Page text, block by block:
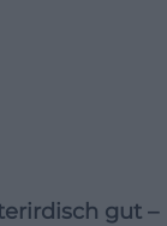
gut –